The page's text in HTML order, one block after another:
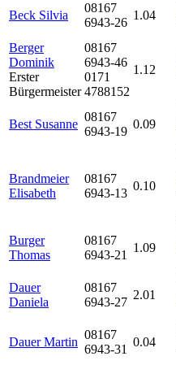
Beck Silvia
08167
6943-26
1.04
Berger
Dominik
Erster
Bürgermeister
08167
6943-46
0171
4788152
1.12
Best Susanne
08167
6943-19
0.09
Brandmeier
Elisabeth
08167
6943-13
0.10
Burger
Thomas
08167
6943-21
1.09
Dauer
Daniela
08167
6943-27
2.01
Dauer Martin
08167
6943-31
0.04